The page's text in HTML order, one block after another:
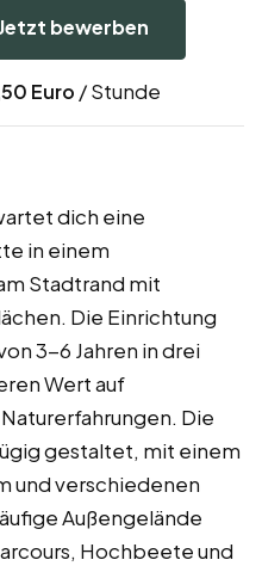
bewerben
Euro / Stunde
dich eine
in einem
Stadtrand mit
Die Einrichtung
3-6 Jahren in drei
Wert auf
Die
gestaltet, mit einem
und verschiedenen
Außengelände
Hochbeete und